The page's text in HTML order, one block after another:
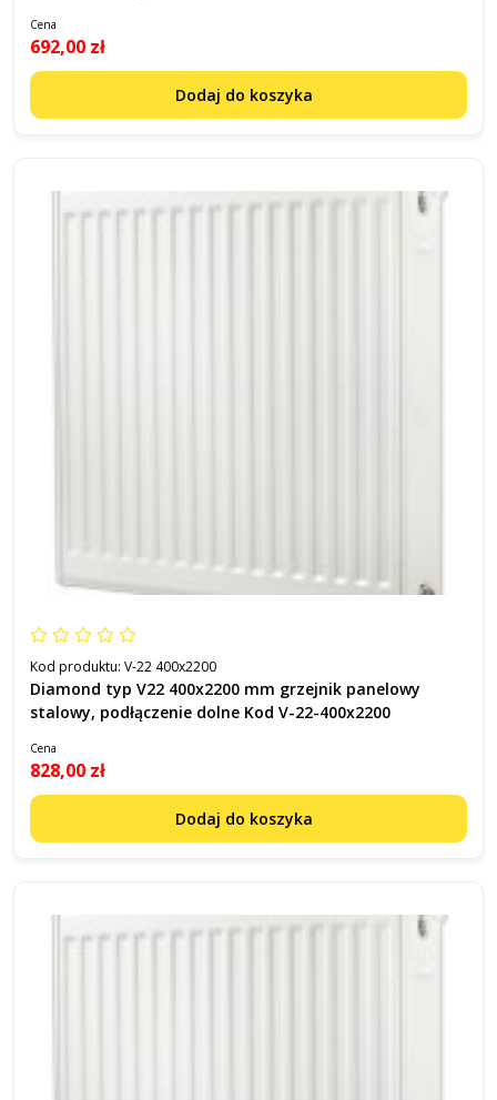
Cena
692,00 zł
Dodaj do koszyka
Kod produktu: V-22 400x2200
Diamond typ V22 400x2200 mm grzejnik panelowy
stalowy, podłączenie dolne Kod V-22-400x2200
Cena
828,00 zł
Dodaj do koszyka